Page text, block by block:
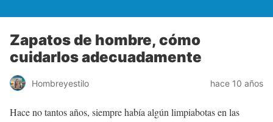
Zapatos de hombre, cómo
cuidarlos adecuadamente
Hombreyestilo hace 10 años
Hace no tantos años, siempre había algún limpiabotas en las